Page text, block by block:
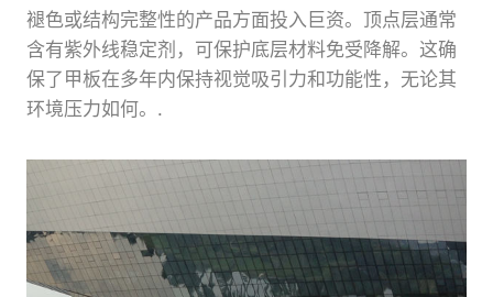
褪色或结构完整性的产品方面投入巨资。顶点层通常
含有紫外线稳定剂，可保护底层材料免受降解。这确
保了甲板在多年内保持视觉吸引力和功能性，无论其
环境压力如何。.